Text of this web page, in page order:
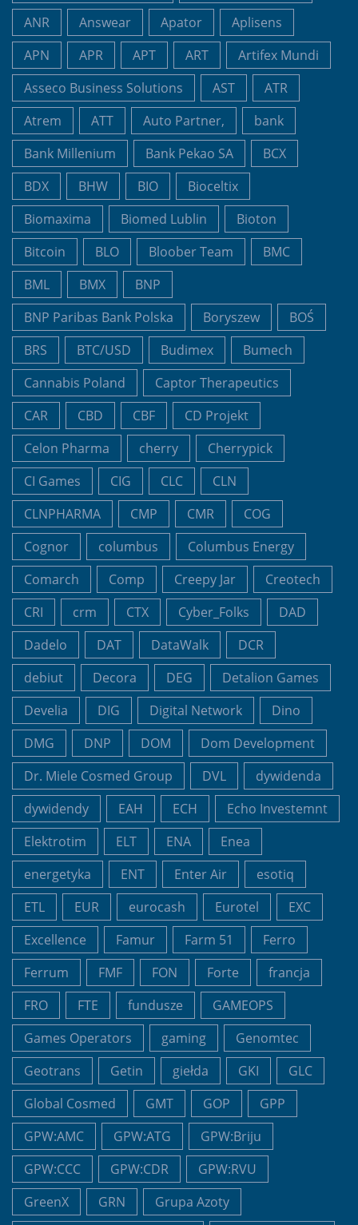
ANR
Answear Apator
Aplisens
APN
APR APT ART
Artifex Mundi
Asseco Business Solutions
AST
ATR
Atrem
ATT Auto Partner,
bank
Bank Millenium
Bank Pekao SA
BCX
BDX
BHW BIO
Bioceltix
Biomaxima
Biomed Lublin
Bioton
Bitcoin
BLO Bloober Team
BMC
BML
BMX
BNP
BNP Paribas Bank Polska
Boryszew
BOŚ
BRS
BTC/USD Budimex
Bumech
Cannabis Poland
Captor Therapeutics
CAR
CBD CBF
CD Projekt
Celon Pharma
cherry
Cherrypick
CI Games
CIG CLC
CLN
CLNPHARMA
CMP CMR
COG
Cognor
columbus
Columbus Energy
Comarch
Comp Creepy Jar
Creotech
CRI
crm CTX Cyber_Folks
DAD
Dadelo
DAT DataWalk
DCR
debiut
Decora DEG
Detalion Games
Develia
DIG Digital Network
Dino
DMG
DNP DOM
Dom Development
Dr. Miele Cosmed Group
DVL
dywidenda
dywidendy
EAH ECH
Echo Investemnt
Elektrotim
ELT ENA
Enea
energetyka
ENT Enter Air
esotiq
ETL
EUR eurocash Eurotel
EXC
Excellence
Famur Farm 51
Ferro
Ferrum
FMF FON Forte
francja
FRO
FTE fundusze
GAMEOPS
Games Operators
gaming
Genomtec
Geotrans
Getin giełda GKI
GLC
Global Cosmed
GMT GOP
GPP
GPW:AMC
GPW:ATG
GPW:Briju
GPW:CCC
GPW:CDR
GPW:RVU
GreenX
GRN Grupa Azoty